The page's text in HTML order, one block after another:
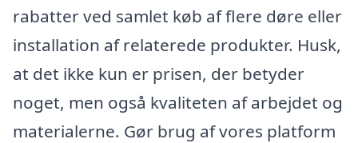
rabatter ved samlet køb af flere døre eller
installation af relaterede produkter. Husk,
at det ikke kun er prisen, der betyder
noget, men også kvaliteten af arbejdet og
materialerne. Gør brug af vores platform